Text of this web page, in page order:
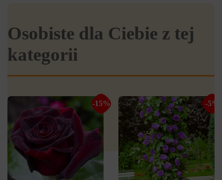
Osobiste dla Ciebie z tej
kategorii
-15% -5%